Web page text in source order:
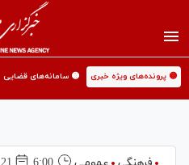
🟡 پرونده‌های ویژه خبری 🟡 سامانه‌های قضایی